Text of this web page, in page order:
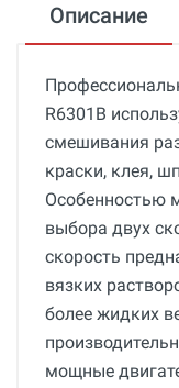
Описание
R6301B
смешивания
краски, клея,
Особенностью
выбора двух
скорость
вязких
более жидких
мощные